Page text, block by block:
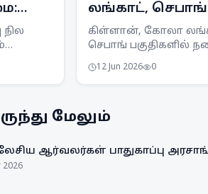
நில
(SMG)
லங்காட்,
நண்பகல் வரை
கனமழை
கிள்ளான், கோலா
செபாங் பகுதிகளில்
கூடிய பலத்த காற்று
என MetMalaysia
12 Jun 2026 0
மேலும்
ஆர்வலர்கள் பாதுகாப்பு
2026